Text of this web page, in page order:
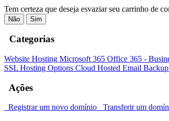
Tem certeza que deseja esvaziar seu carrinho de
Não Sim
Categorias
Website Hosting Microsoft 365 Office 365 -
SSL Hosting Options Cloud Hosted Email
Ações
Registrar um novo domínio Transferir um